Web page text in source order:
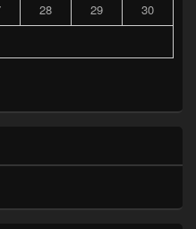
28 29
30